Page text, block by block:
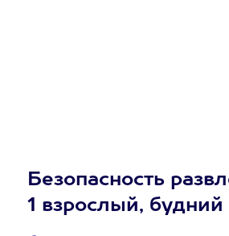
Безопасность
1 взрослый,